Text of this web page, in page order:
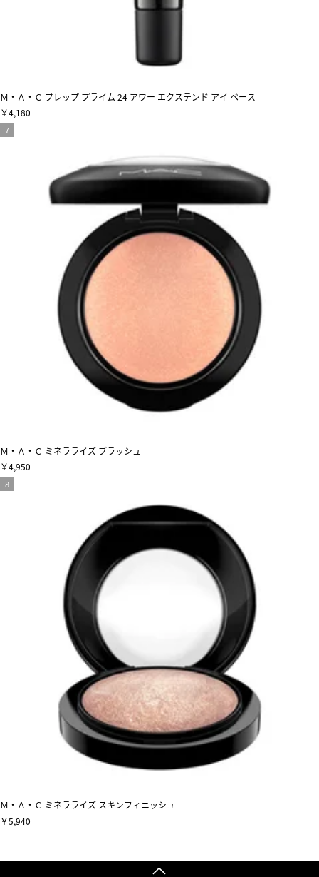
Ｍ・Ａ・Ｃ プレップ プライム 24 アワー エクステンド アイ ベース
￥4,180
Ｍ・Ａ・Ｃ ミネラライズ ブラッシュ
￥4,950
Ｍ・Ａ・Ｃ ミネラライズ スキンフィニッシュ
￥5,940